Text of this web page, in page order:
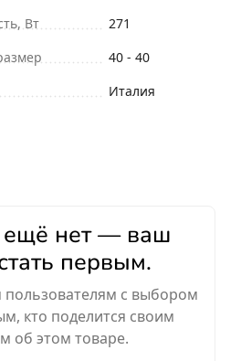
Вт
271
40 - 40
Италия
ещё нет — ваш
первым.
пользователям с выбором
кто поделится своим
об этом товаре.